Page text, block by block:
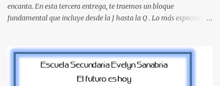
resultar c...
encanta. En esta tercera entrega, te traemos un bloque
fundamental que incluye desde la J hasta la Q . Lo más especial de
desde la J hasta la Q ¿Qué incluye este bloque de letras? En esta
sección de evecrea.com , encontrarás imágenes individuales en alta
resolución de las siguientes letras: Letras vibrantes : La J y la M en